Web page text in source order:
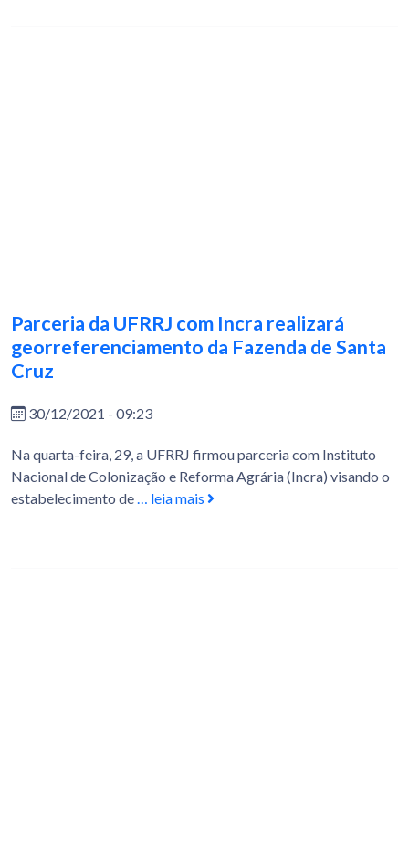
Parceria da UFRRJ com Incra realizará
georreferenciamento da Fazenda de Santa
Cruz
30/12/2021 - 09:23
Na quarta-feira, 29, a UFRRJ firmou parceria com Instituto
Nacional de Colonização e Reforma Agrária (Incra) visando o
estabelecimento de… leia mais